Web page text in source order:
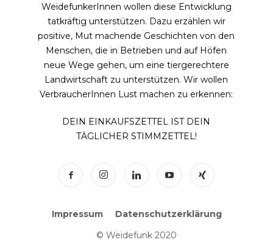
WeidefunkerInnen wollen diese Entwicklung
tatkräftig unterstützen. Dazu erzählen wir
positive, Mut machende Geschichten von den
Menschen, die in Betrieben und auf Höfen
neue Wege gehen, um eine tiergerechtere
Landwirtschaft zu unterstützen. Wir wollen
VerbraucherInnen Lust machen zu erkennen:
DEIN EINKAUFSZETTEL IST DEIN
TÄGLICHER STIMMZETTEL!
Impressum
Datenschutzerklärung
© Weidefunk 2020